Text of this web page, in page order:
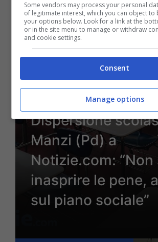
13 Settembre 2023 - 19:43
Dispersione
Manzi (Pd) a
Notizie.com: “Non
inasprire le pene,
sul piano sociale”
Some vendors may process your personal
of legitimate interest, which you can object to
your options below. Look for a link at the
or in the site menu to manage or withdraw
and cookie settings.
Consent
Manage options